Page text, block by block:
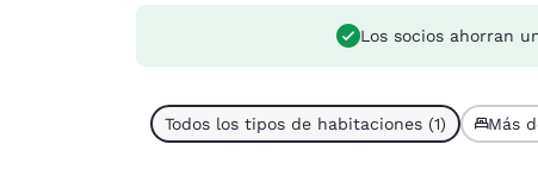
Los socios ahorran
Todos los tipos de habitaciones (1) Más